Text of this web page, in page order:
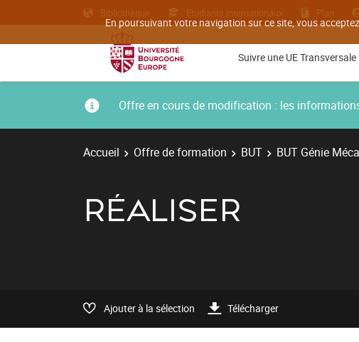
En poursuivant votre navigation sur ce site, vous
Bibliothèque Etudiants internationaux Plan
Suivre une UE Transversale
Offre en cours de modification : les
Accueil Offre de formation BUT BUT Génie
RÉALISER
Ajouter à la sélection Télécharger